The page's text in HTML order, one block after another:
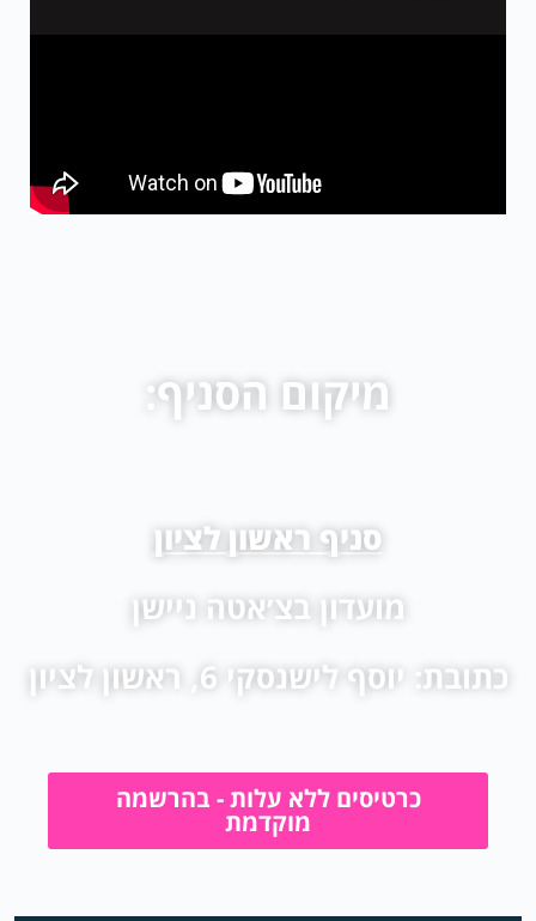
מיקום הסניף:
סניף ראשון לציון
מועדון בצ׳אטה ניישן
כתובת: יוסף לישנסקי 6, ראשון לציון
כרטיסים ללא עלות - בהרשמה
מוקדמת